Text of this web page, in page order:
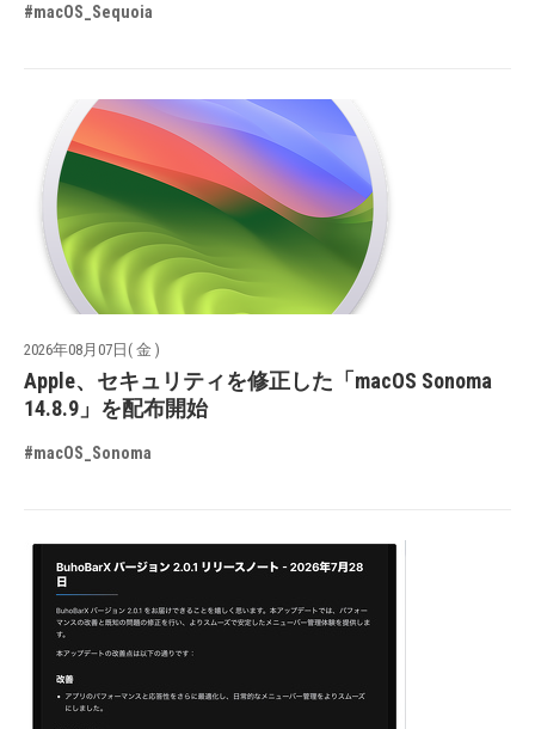
#macOS_Sequoia
2026年08月07日( 金 )
Apple、セキュリティを修正した「macOS Sonoma
14.8.9」を配布開始
#macOS_Sonoma